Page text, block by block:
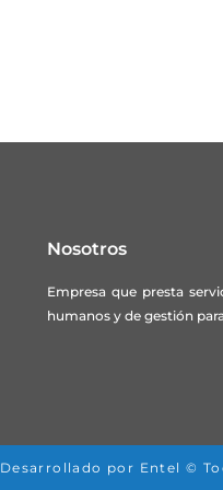
Nosotros
Empresa que presta
humanos y de gestión
Desarrollado por Entel ©